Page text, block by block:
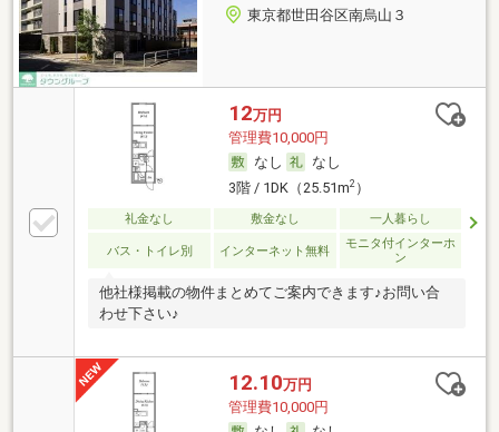
東京都世田谷区南烏山３
12万円
管理費10,000円
なし
なし
3階 / 1DK（25.51m2）
礼金なし 敷金なし 一人暮らし
バス・トイレ別 インターネット無料
モニタ付インターホ
ン
他社様掲載の物件まとめてご案内できます♪お問い合
わせ下さい♪
12.10万円
管理費10,000円